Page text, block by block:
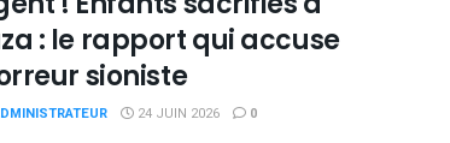
: le rapport qui accuse
sioniste
24 JUIN 2026 0